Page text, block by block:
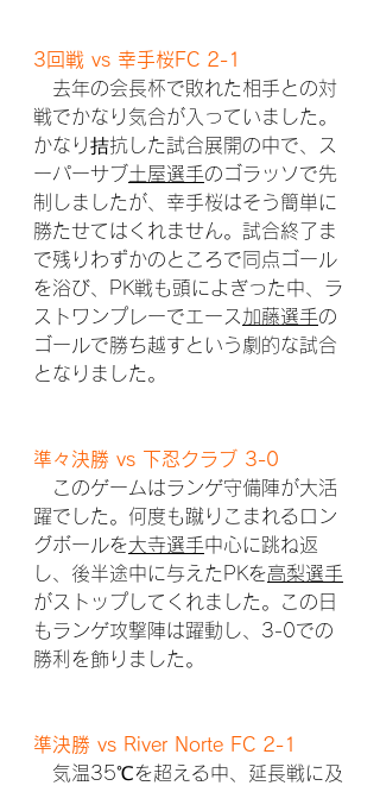
3回戦 vs 幸手桜FC 2-1
去年の会長杯で敗れた相手との対
戦でかなり気合が入っていました。
かなり拮抗した試合展開の中で、ス
ーパーサブ土屋選手のゴラッソで先
制しましたが、幸手桜はそう簡単に
勝たせてはくれません。試合終了ま
で残りわずかのところで同点ゴール
を浴び、PK戦も頭によぎった中、ラ
ストワンプレーでエース 加藤選手の
ゴールで勝ち越すという劇的な試合
となりました。
準々決勝 vs 下忍クラブ 3-0
このゲームはランゲ守備陣が大活
躍でした。何度も蹴りこまれるロン
グボールを大寺選手中心に跳ね返
し、後半途中に与えたPKを高梨選手
がストップしてくれました。この日
もランゲ攻撃陣は躍動し、3-0での
勝利を飾りました。
準決勝 vs River Norte FC 2-1
気温35℃を超える中、延長戦に及